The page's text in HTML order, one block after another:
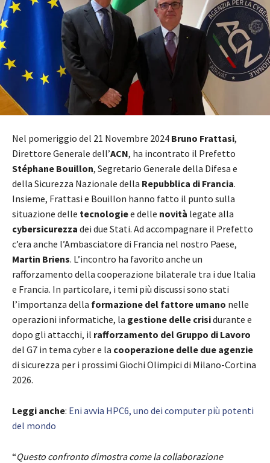
Nel pomeriggio del 21 Novembre 2024 Bruno Frattasi,
Direttore Generale dell’ACN, ha incontrato il Prefetto
Stéphane Bouillon, Segretario Generale della Difesa e
della Sicurezza Nazionale della Repubblica di Francia.
Insieme, Frattasi e Bouillon hanno fatto il punto sulla
situazione delle tecnologiee delle novità legate alla
cybersicurezza dei due Stati. Ad accompagnare il Prefetto
c’era anche l’Ambasciatore di Francia nel nostro Paese,
Martin Briens. L’incontro ha favorito anche un
rafforzamento della cooperazione bilaterale tra i due Italia
e Francia. In particolare, i temi più discussi sono stati
l’importanza della formazione del fattore umano nelle
operazioni informatiche, la gestione delle crisidurante e
dopo gli attacchi, il rafforzamento del Gruppo di Lavoro
del G7 in tema cyber e la cooperazione delle due agenzie
di sicurezza per i prossimi Giochi Olimpici di Milano-Cortina
2026.
Leggi anche: Eni avvia HPC6, uno dei computer più potenti
del mondo
“Questo confronto dimostra come la collaborazione